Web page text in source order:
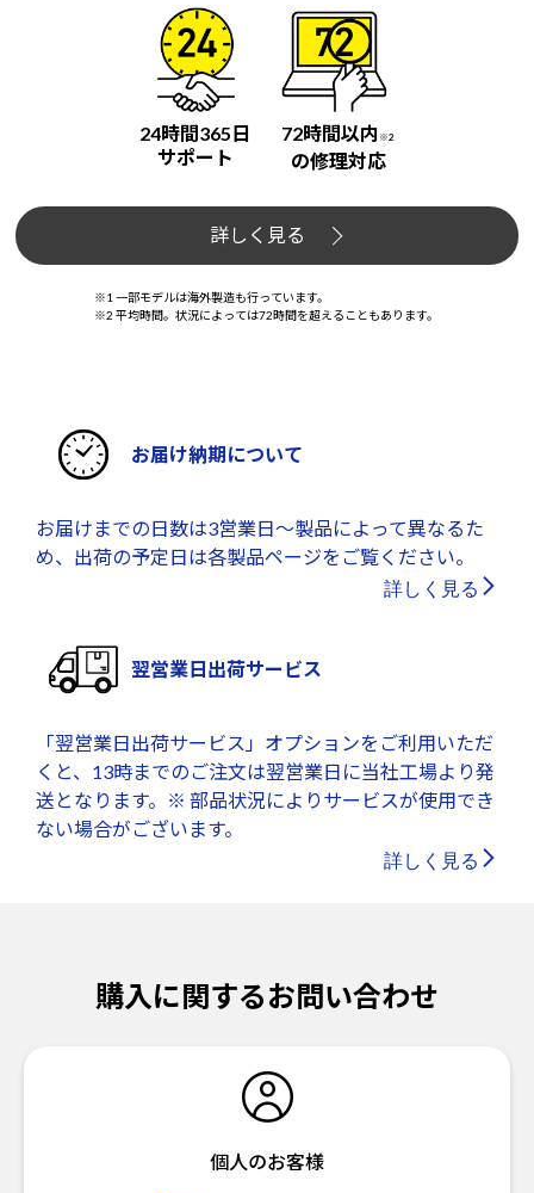
24時間365日
サポート
72時間以内 ※2
の修理対応
詳しく見る
※1 一部モデルは海外製造も行っています。
※2 平均時間。状況によっては72時間を超えることもあります。
お届け納期について
お届けまでの日数は3営業日～製品によって異なるた
め、出荷の予定日は各製品ページをご覧ください。
詳しく見る
翌営業日出荷サービス
「翌営業日出荷サービス」オプションをご利用いただ
くと、13時までのご注文は翌営業日に当社工場より発
送となります。※ 部品状況によりサービスが使用でき
ない場合がございます。
詳しく見る
購入に関するお問い合わせ
個人のお客様